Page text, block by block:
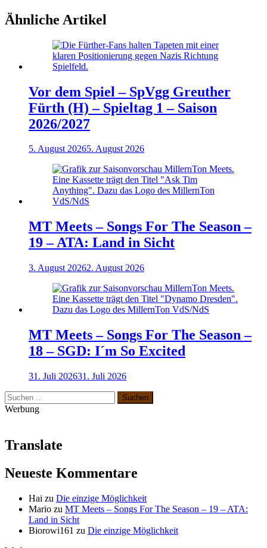
Ähnliche Artikel
Vor dem Spiel – SpVgg Greuther
Fürth (H) – Spieltag 1 – Saison
2026/2027
5. August 20265. August 2026
MT Meets – Songs For The Season –
19 – ATA: Land in Sicht
3. August 20262. August 2026
MT Meets – Songs For The Season –
18 – SGD: I´m So Excited
31. Juli 202631. Juli 2026
Suchen
nach:
Werbung
Translate
Neueste Kommentare
Hai zu Die einzige Möglichkeit
Mario zu MT Meets – Songs For The Season – 19 – ATA:
Land in Sicht
Biorowi161 zu Die einzige Möglichkeit